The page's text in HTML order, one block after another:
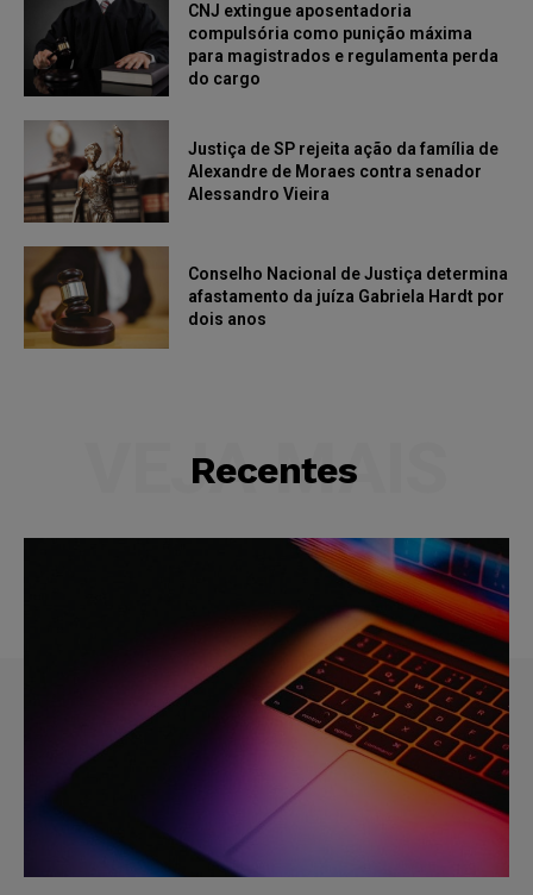
CNJ extingue aposentadoria
compulsória como punição máxima
para magistrados e regulamenta perda
do cargo
Justiça de SP rejeita ação da família de
Alexandre de Moraes contra senador
Alessandro Vieira
Conselho Nacional de Justiça determina
afastamento da juíza Gabriela Hardt por
dois anos
Recentes
VEJA MAIS